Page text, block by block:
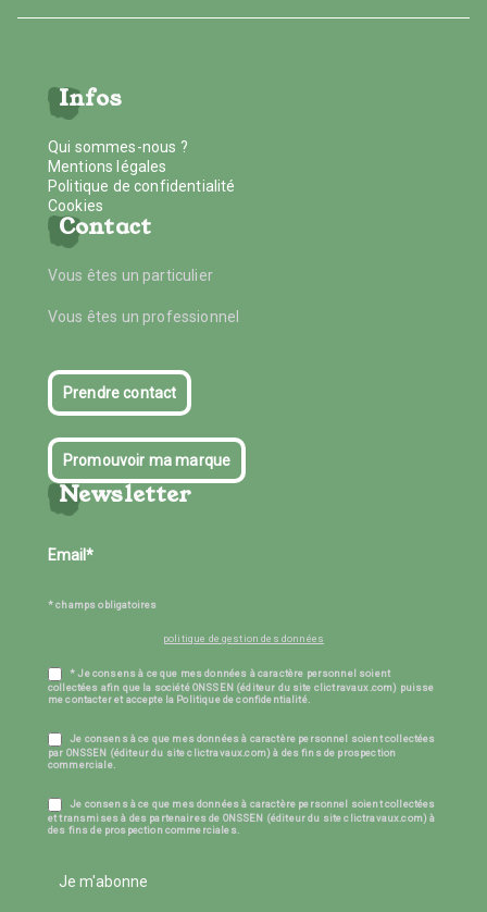
Infos
Qui sommes-nous ?
Mentions légales
Politique de confidentialité
Cookies
Contact
Vous êtes un particulier
Vous êtes un professionnel
Prendre contact
Promouvoir ma marque
Newsletter
* champs obligatoires
politique de gestion des données
* Je consens à ce que mes données à caractère personnel soient
collectées afin que la société ONSSEN (éditeur du site clictravaux.com) puisse
me contacter et accepte la Politique de confidentialité.
Je consens à ce que mes données à caractère personnel soient collectées
par ONSSEN (éditeur du site clictravaux.com) à des fins de prospection
commerciale.
Je consens à ce que mes données à caractère personnel soient collectées
et transmises à des partenaires de ONSSEN (éditeur du site clictravaux.com) à
des fins de prospection commerciales.
Je m'abonne